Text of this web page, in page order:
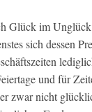
Glück im
sich dessen
und für
zwar nicht